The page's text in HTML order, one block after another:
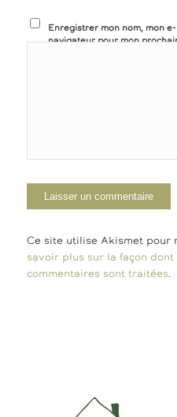
Enregistrer mon nom, mon
navigateur pour mon
Ce site utilise Akismet pour
savoir plus sur la façon dont
commentaires sont traitées.